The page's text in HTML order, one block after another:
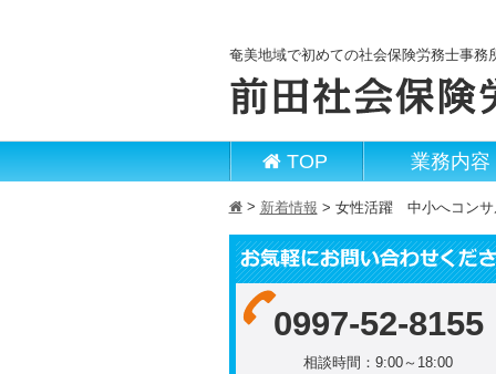
奄美地域で初めての社会保険労務士事務
TOP 業務内容
h> 新着情報 > 女性活躍 中小へコン
0997-52-8155
相談時間：9:00～18:00